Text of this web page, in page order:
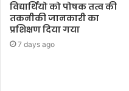
विद्यार्थियो को पोषक तत्व की
तकनीकी जानकारी का
प्रशिक्षण दिया गया
7 days ago